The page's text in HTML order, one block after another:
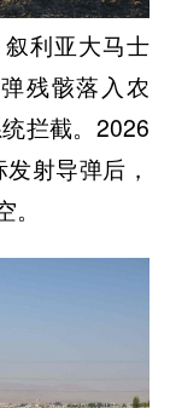
利亚大马士
残骸落入农
拦截。2026
射导弹后，